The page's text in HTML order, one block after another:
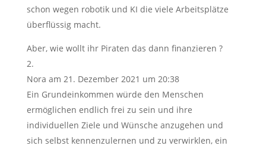
schon wegen robotik und KI die viele Arbeitsplätze
überflüssig macht.
Aber, wie wollt ihr Piraten das dann finanzieren ?
Nora am 21. Dezember 2021 um 20:38
Ein Grundeinkommen würde den Menschen
ermöglichen endlich frei zu sein und ihre
individuellen Ziele und Wünsche anzugehen und
sich selbst kennenzulernen und zu verwirklen, ein